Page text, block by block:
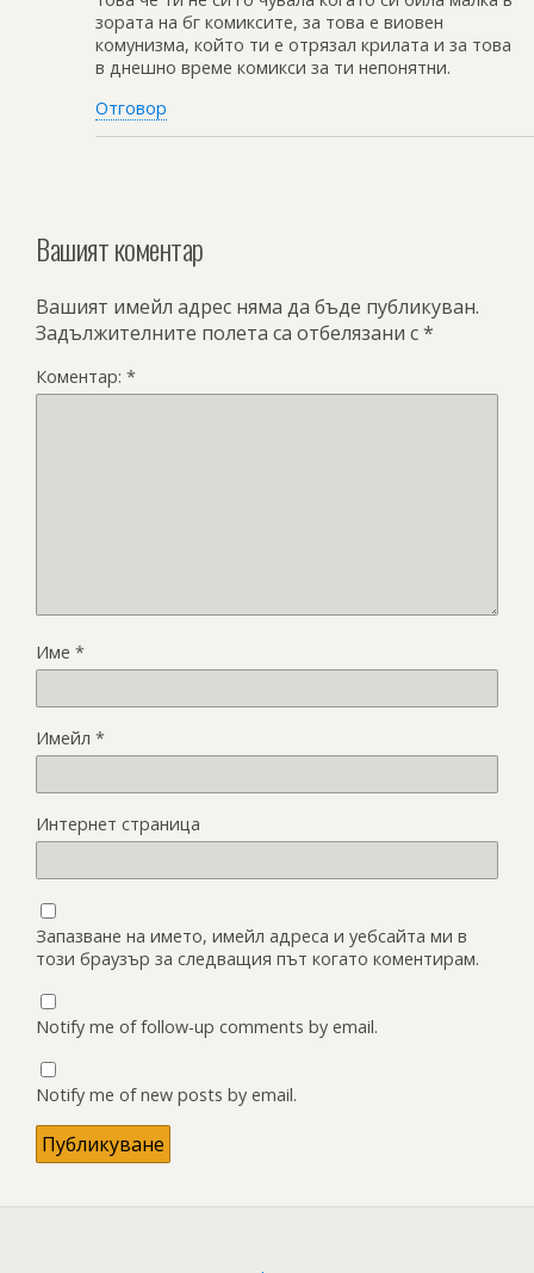
зората на бг комиксите, за това е виовен
комунизма, който ти е отрязал крилата и за това
в днешно време комикси за ти непонятни.
Отговор
Вашият коментар
Вашият имейл адрес няма да бъде публикуван.
Задължителните полета са отбелязани с*
Коментар: *
Име *
Имейл *
Интернет страница
Запазване на името, имейл адреса и уебсайта ми в
този браузър за следващия път когато коментирам.
Notify me of follow-up comments by email.
Notify me of new posts by email.